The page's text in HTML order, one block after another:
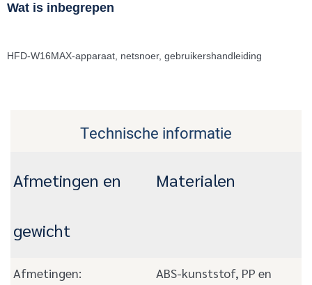
Wat is inbegrepen
HFD-W16MAX-apparaat, netsnoer, gebruikershandleiding
Technische informatie
Afmetingen en
gewicht
Materialen
Afmetingen:
ABS-kunststof, PP en